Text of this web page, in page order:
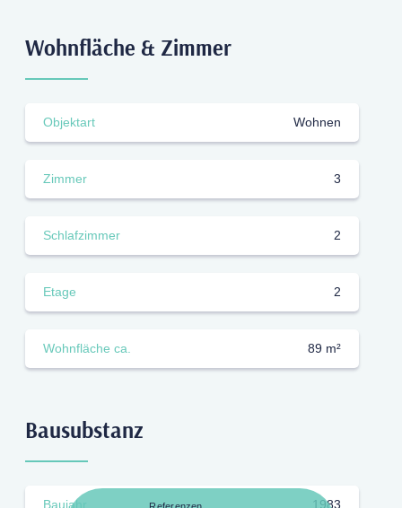
Wohnfläche & Zimmer
Objektart Wohnen
Zimmer 3
Schlafzimmer 2
Etage 2
Wohnfläche ca. 89 m²
Bausubstanz
Baujahr 1983